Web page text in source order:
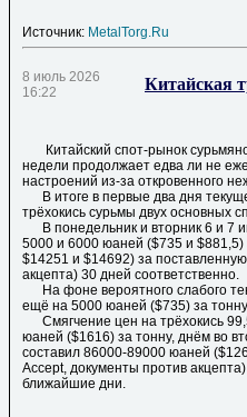
Источник: MetalTorg.Ru
8 июль 2026
16:22
Китайская
Китайский спот-рынок
недели продолжает едва ли не
настроений из-за откровенного
В итоге в первые два дня
трёхокись сурьмы двух основных
В понедельник и вторник 6 и 7
5000 и 6000 юаней ($735 и
$14251 и $14692) за
акцепта) 30 дней соответственно.
На фоне вероятного слабого
ещё на 5000 юаней ($735) за
Смягчение цен на трёхокись
юаней ($1616) за тонну, днём во
составил 86000-89000 юаней
Accept, документы против
ближайшие дни.